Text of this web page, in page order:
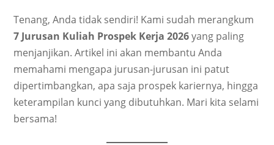
Tenang, Anda tidak sendiri! Kami sudah merangkum
7 Jurusan Kuliah Prospek Kerja 2026yang paling
menjanjikan. Artikel ini akan membantu Anda
memahami mengapa jurusan-jurusan ini patut
dipertimbangkan, apa saja prospek kariernya, hingga
keterampilan kunci yang dibutuhkan. Mari kita selami
bersama!